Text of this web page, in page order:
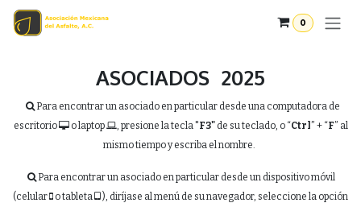
Ir al contenido
0
ASOCIADOS 2025
Para encontrar un asociado en particular desde una computadora de
escritorio
o laptop , presione la tecla "F3"de su teclado, o “Ctrl” + “F” al
mismo tiempo y escriba el nombre.
Para encontrar un asociado en particular desde un dispositivo móvil
(celular
o tableta ), diríjase al menú de su navegador, seleccione la opción